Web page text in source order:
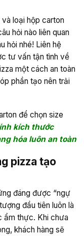
loại hộp carton
hỏi nào liên quan
hỏi nhé! Liên hệ
tư vấn tận tình về
một cách an toàn
phần tạo nên trải
để chọn size
kích thước
hóa luôn an toàn
pizza tạo
đáng được “ngự
đầu tiên luôn là
ẩm thực. Khi chưa
khách hàng sẽ